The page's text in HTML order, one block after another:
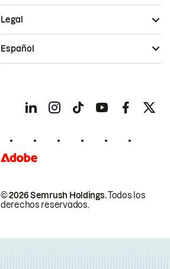
© 2026 Semrush Holdings.Todos los
derechos reservados.
Legal
Español